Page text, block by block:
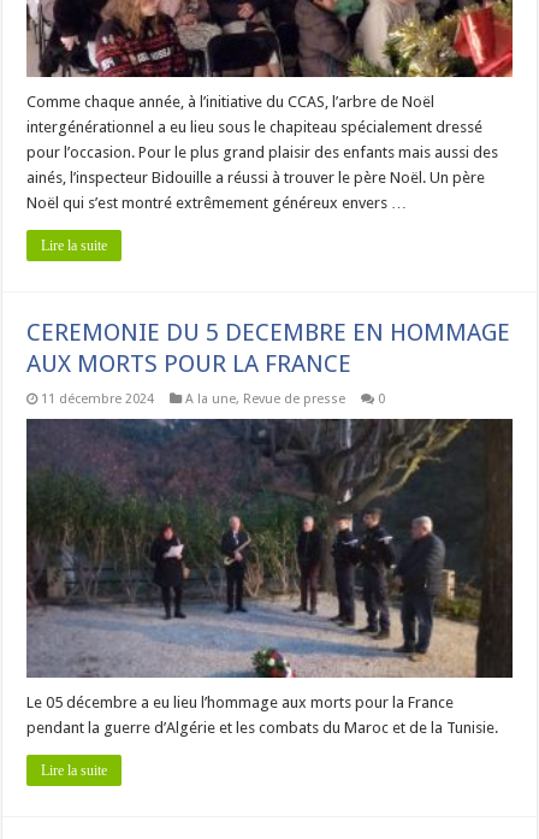
Comme chaque année, à l’initiative du CCAS, l’arbre de Noël
intergénérationnel a eu lieu sous le chapiteau spécialement dressé
pour l’occasion. Pour le plus grand plaisir des enfants mais aussi des
ainés, l’inspecteur Bidouille a réussi à trouver le père Noël. Un père
Noël qui s’est montré extrêmement généreux envers …
Lire la suite
CEREMONIE DU 5 DECEMBRE EN HOMMAGE
AUX MORTS POUR LA FRANCE
11 décembre 2024 A la une, Revue de presse 0
Le 05 décembre a eu lieu l’hommage aux morts pour la France
pendant la guerre d’Algérie et les combats du Maroc et de la Tunisie.
Lire la suite